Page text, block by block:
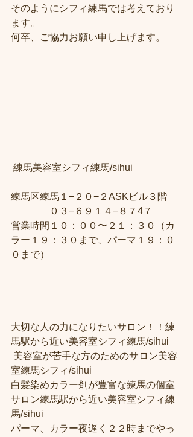
そのようにシフィ練馬では考えており
ます。
何卒、ご協力お願い申し上げます。
練馬美容室シフィ練馬/sihui
練馬区練馬１−２０−２ASKビル３階
０３−６９１４−８７4７
営業時間１０：００〜２１：３０（カ
ラー１９：３０まで、パーマ１９：０
０まで）
大切な人の力になりたいサロン！！練
馬駅から近い美容室シフィ練馬/sihui
室練馬シフィ/sihui
白髪染めカラー剤が豊富な練馬の個室
サロン練馬駅から近い美容室シフィ練
馬/sihui
パーマ、カラー夜遅く２２時までやっ